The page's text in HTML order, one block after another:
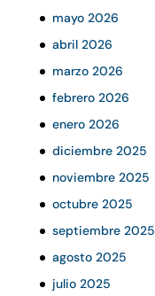
mayo 2026
abril 2026
marzo 2026
febrero 2026
enero 2026
diciembre 2025
noviembre 2025
octubre 2025
septiembre 2025
agosto 2025
julio 2025